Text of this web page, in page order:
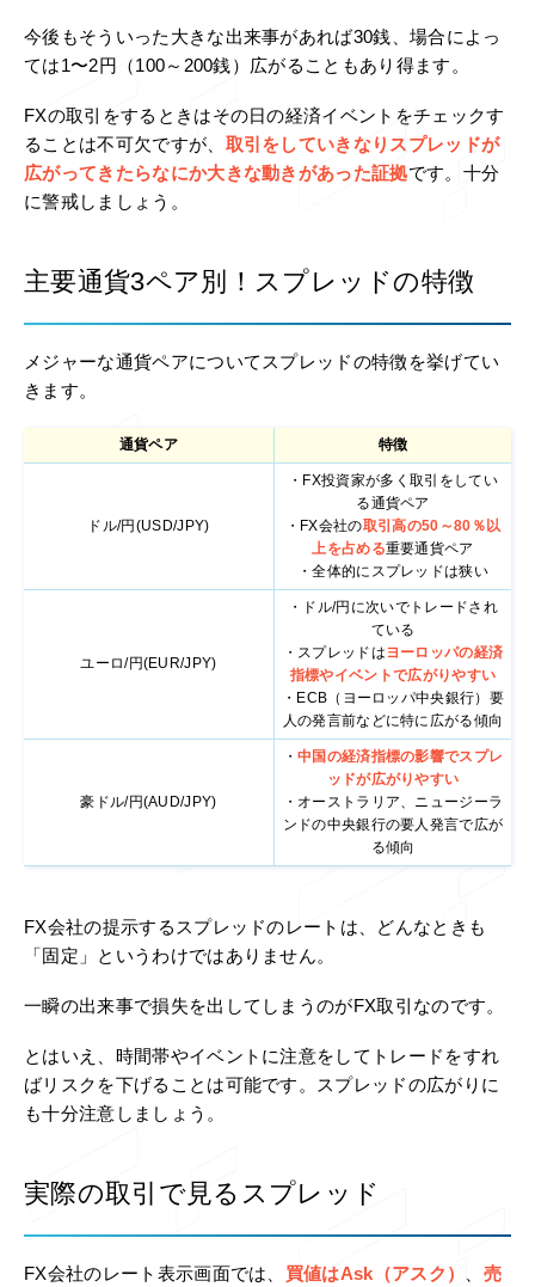
今後もそういった大きな出来事があれば30銭、場合によっ
ては1〜2円（100～200銭）広がることもあり得ます。
FXの取引をするときはその日の経済イベントをチェックす
ることは不可欠ですが、 取引をしていきなりスプレッドが
広がってきたらなにか大きな動きがあった証拠です。十分
に警戒しましょう。
主要通貨3ペア別！スプレッドの特徴
メジャーな通貨ペアについてスプレッドの特徴を挙げてい
きます。
通貨ペア 特徴
ドル/円(USD/JPY)
・FX投資家が多く取引をしてい
る通貨ペア
・FX会社の取引高の50～80％以
上を占める重要通貨ペア
・全体的にスプレッドは狭い
ユーロ/円(EUR/JPY)
・ドル/円に次いでトレードされ
ている
・スプレッドはヨーロッパの経済
指標やイベントで広がりやすい
・ECB（ヨーロッパ中央銀行）要
人の発言前などに特に広がる傾向
豪ドル/円(AUD/JPY)
・ 中国の経済指標の影響でスプレ
ッドが広がりやすい
・オーストラリア、ニュージーラ
ンドの中央銀行の要人発言で広が
る傾向
FX会社の提示するスプレッドのレートは、どんなときも
「固定」というわけではありません。
一瞬の出来事で損失を出してしまうのがFX取引なのです。
とはいえ、時間帯やイベントに注意をしてトレードをすれ
ばリスクを下げることは可能です。スプレッドの広がりに
も十分注意しましょう。
実際の取引で見るスプレッド
FX会社のレート表示画面では、 買値はAsk（アスク） 、 売